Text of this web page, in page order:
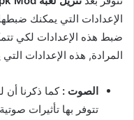
الإعدادات التي يمكنك
ضبط هذه الإعدادات لكي
المرادة, هذه الإعدادات
الصوت :
تتوفر بها تأثيرات